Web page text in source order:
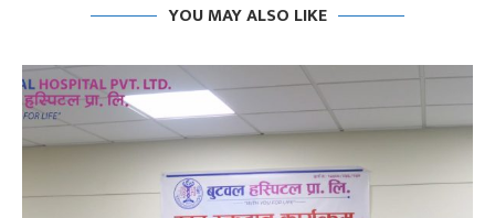
YOU MAY ALSO LIKE